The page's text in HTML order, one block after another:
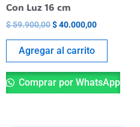
Con Luz 16 cm
$59.900,00$40.000,00
Agregar al carrito
Comprar por WhatsApp